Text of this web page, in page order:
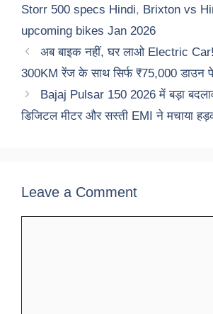
Storr 500 specs Hindi, Brixton vs
upcoming bikes Jan 2026
अब बाइक नहीं, घर लाओ Electric
300KM रेंज के साथ सिर्फ ₹75,000 डाउन
Bajaj Pulsar 150 2026 में बड़ा
डिजिटल मीटर और सस्ती EMI ने मचाया
Leave a Comment